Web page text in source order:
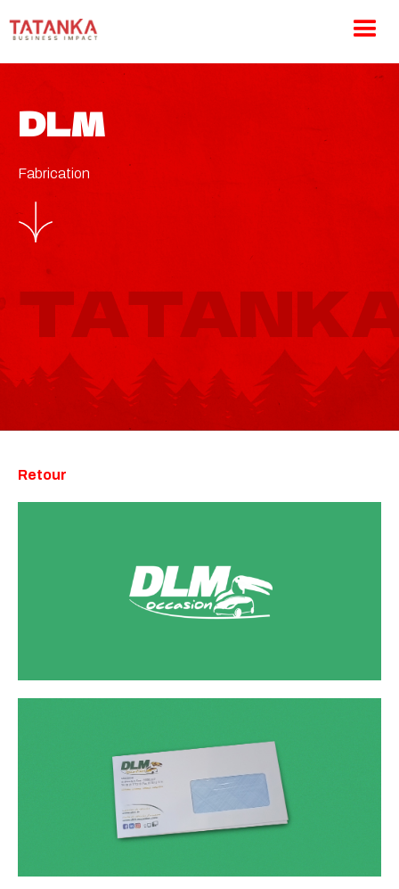
DLM
Fabrication
Retour